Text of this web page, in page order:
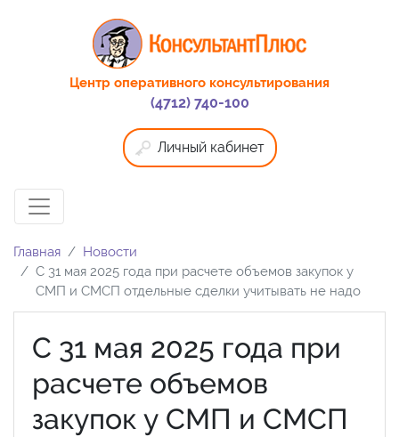
Центр оперативного консультирования
(4712) 740-100
Личный кабинет
Главная
Новости
С 31 мая 2025 года при расчете объемов закупок у
СМП и СМСП отдельные сделки учитывать не надо
С 31 мая 2025 года при
расчете объемов
закупок у СМП и СМСП